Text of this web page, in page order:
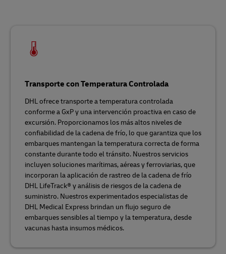
Transporte con Temperatura Controlada
DHL ofrece transporte a temperatura controlada
conforme a GxP y una intervención proactiva en caso de
excursión. Proporcionamos los más altos niveles de
confiabilidad de la cadena de frío, lo que garantiza que los
embarques mantengan la temperatura correcta de forma
constante durante todo el tránsito. Nuestros servicios
incluyen soluciones marítimas, aéreas y ferroviarias, que
incorporan la aplicación de rastreo de la cadena de frío
DHL LifeTrack® y análisis de riesgos de la cadena de
suministro. Nuestros experimentados especialistas de
DHL Medical Express brindan un flujo seguro de
embarques sensibles al tiempo y la temperatura, desde
vacunas hasta insumos médicos.